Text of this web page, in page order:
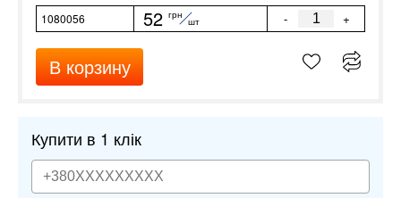
1080056 52 грн
шт - +
В корзину
Купити в 1 клік